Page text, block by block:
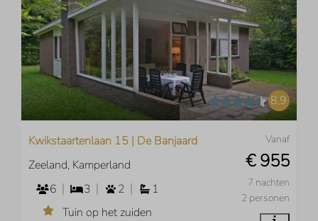
8,9
Vanaf
€ 955
7 nachten
2 personen
Kwikstaartenlaan 15 | De Banjaard
Zeeland, Kamperland
6
3 2
1
Tuin op het zuiden